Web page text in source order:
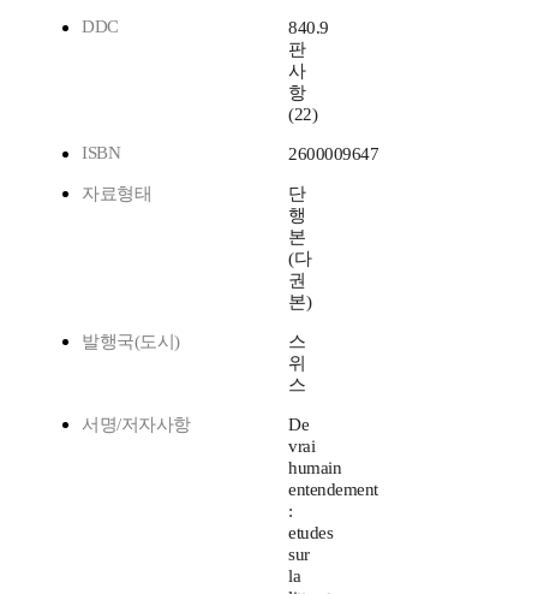
DDC
840.9
판
사
항
(22)
ISBN
2600009647
자료형태
단
행
본
(다
권
본)
발행국(도시)
스
위
스
서명/저자사항
De
vrai
humain
entendement
:
etudes
sur
la